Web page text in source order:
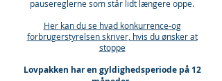
pausereglerne som står lidt længere oppe.
Her kan du se hvad konkurrence-og
forbrugerstyrelsen skriver, hvis du ønsker at
stoppe
Lovpakken har en gyldighedsperiode på 12